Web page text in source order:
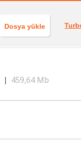
Dosya yükle
| 459,64 Mb